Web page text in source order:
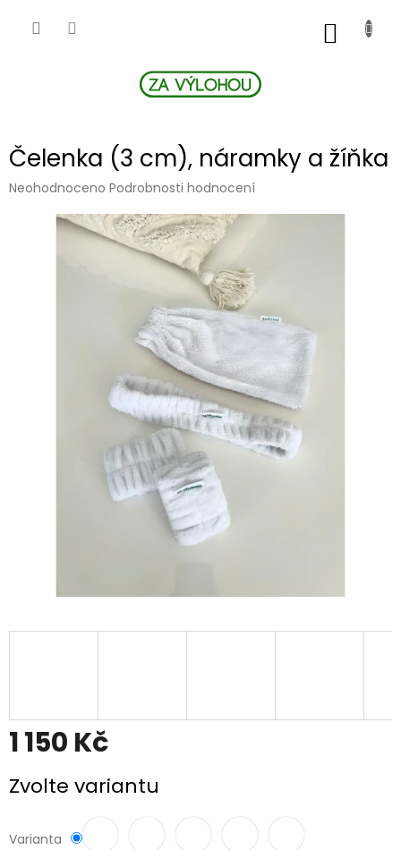
Čelenka (3 cm), náramky a žíňka
Průměrné
produktu
Neohodnoceno Podrobnosti hodnocení
1 150 Kč
cena:
Zvolte variantu
Varianta